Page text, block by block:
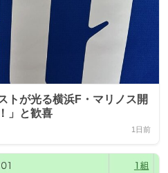
トが光る横浜F・マリノス開
」と歓喜
1日前